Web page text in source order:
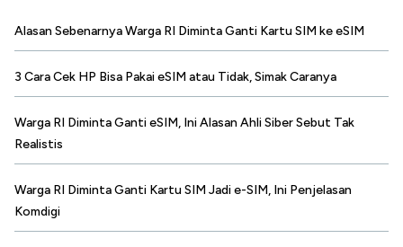
Alasan Sebenarnya Warga RI Diminta Ganti Kartu SIM ke eSIM
3 Cara Cek HP Bisa Pakai eSIM atau Tidak, Simak Caranya
Warga RI Diminta Ganti eSIM, Ini Alasan Ahli Siber Sebut Tak
Realistis
Warga RI Diminta Ganti Kartu SIM Jadi e-SIM, Ini Penjelasan
Komdigi